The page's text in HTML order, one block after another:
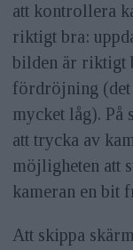
att kontrollera
riktigt bra:
bilden är riktigt
fördröjning
mycket låg). På
att trycka av
möjligheten att
kameran en bit
Att skippa